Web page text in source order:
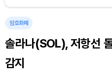
Solana (SOL)
TRON (TRX)
Hyperliquid (HYPE)
암호화폐
솔라나(SOL), 저항선
감지